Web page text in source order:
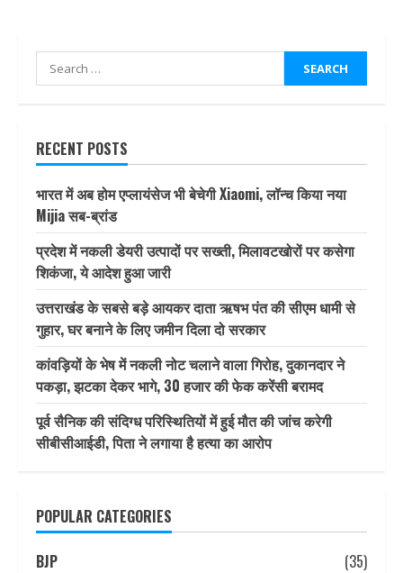
Search
for:
RECENT POSTS
भारत में अब होम एप्लायंसेज भी बेचेगी Xiaomi, लॉन्च किया नया
Mijia सब-ब्रांड
प्रदेश में नकली डेयरी उत्पादों पर सख्ती, मिलावटखोरों पर कसेगा
शिकंजा, ये आदेश हुआ जारी
उत्तराखंड के सबसे बड़े आयकर दाता ऋषभ पंत की सीएम धामी से
गुहार, घर बनाने के लिए जमीन दिला दो सरकार
कांवड़ियों के भेष में नकली नोट चलाने वाला गिरोह, दुकानदार ने
पकड़ा, झटका देकर भागे, 30 हजार की फेक करेंसी बरामद
पूर्व सैनिक की संदिग्ध परिस्थितियों में हुई मौत की जांच करेगी
सीबीसीआईडी, पिता ने लगाया है हत्या का आरोप
POPULAR CATEGORIES
BJP
(35)